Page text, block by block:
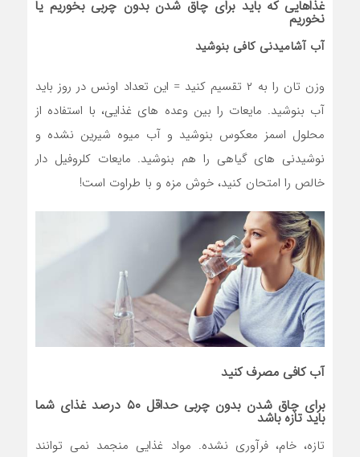
غذاهایی که باید برای چاق شدن بدون چربی بخوریم یا
نخوریم
آب آشامیدنی کافی بنوشید
وزن تان را به ۲ تقسیم کنید = این تعداد اونس در روز باید
آب بنوشید. مایعات را بین وعده های غذایی، با استفاده از
محلول اسمز معکوس بنوشید و آب میوه شیرین نشده و
نوشیدنی های گیاهی را هم بنوشید. مایعات کلروفیل دار
خالص را امتحان کنید، خوش مزه و با طراوت است!
آب کافی مصرف کنید
برای چاق شدن بدون چربی حداقل ۵۰ درصد غذای شما
باید تازه باشد
تازه، خام، فرآوری نشده. مواد غذایی منجمد نمی توانند